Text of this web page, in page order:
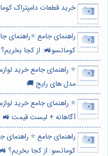
خرید قطعات دامپتراک
راهنمای جامع ⭐️راهنمای
کوماتسو🚜: از کجا
⭐️ راهنمای جامع خرید
مدل های رایج 🚚
⭐️ راهنمای جامع خرید
آگاهانه + لیست قیمت 🚜
راهنمای جامع ⭐️ راهنمای
کوماتسو: از کجا بخریم؟ 🚜